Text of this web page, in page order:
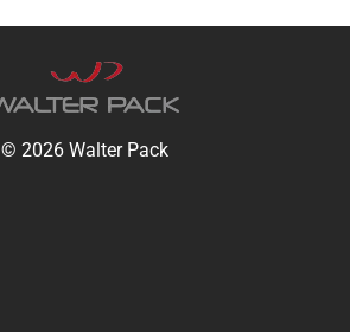
© 2026 Walter Pack